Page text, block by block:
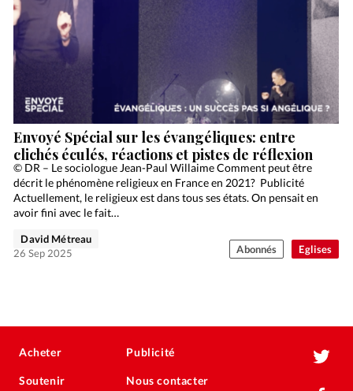
Eglises
Envoyé Spécial sur les évangéliques: entre
clichés éculés, réactions et pistes de réflexion
© DR – Le sociologue Jean-Paul Willaime Comment peut être
décrit le phénomène religieux en France en 2021? Publicité
Actuellement, le religieux est dans tous ses états. On pensait en
avoir fini avec le fait…
David Métreau
26 Sep 2025
Abonnés
Acheter
Soutenir
Publicité
Nous contacter